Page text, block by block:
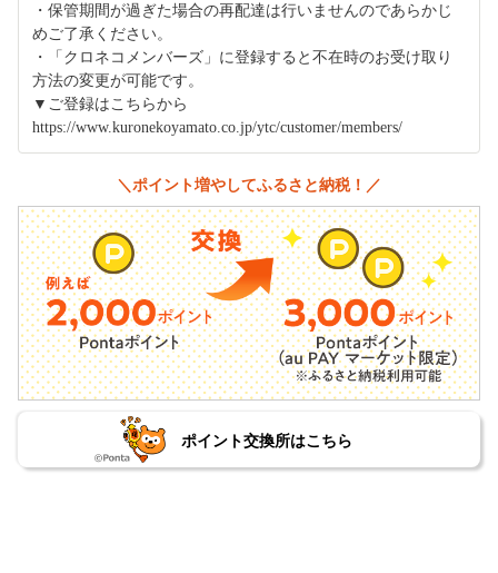
・保管期間が過ぎた場合の再配達は行いませんのであらかじ
めご了承ください。
・「クロネコメンバーズ」に登録すると不在時のお受け取り
方法の変更が可能です。
▼ご登録はこちらから
https://www.kuronekoyamato.co.jp/ytc/customer/members/
＼ポイント増やしてふるさと納税！／
ポイント交換所はこちら